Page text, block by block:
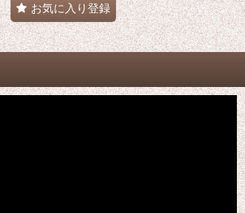
お気に入り登録